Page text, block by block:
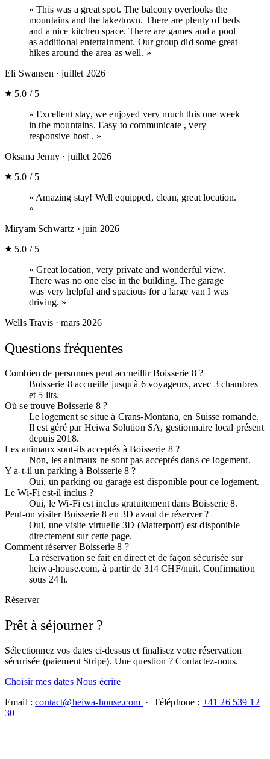
« This was a great spot. The balcony overlooks the
mountains and the lake/town. There are plenty of beds
and a nice kitchen space. There are games and a pool
as additional entertainment. Our group did some great
hikes around the area as well. »
Eli Swansen · juillet 2026
5.0 / 5
« Excellent stay, we enjoyed very much this one week
in the mountains. Easy to communicate , very
responsive host . »
Oksana Jenny· juillet 2026
5.0 / 5
« Amazing stay! Well equipped, clean, great location.
»
Miryam Schwartz · juin 2026
5.0 / 5
« Great location, very private and wonderful view.
There was no one else in the building. The garage
was very helpful and spacious for a large van I was
driving. »
Wells Travis· mars 2026
Questions fréquentes
Combien de personnes peut accueillir Boisserie 8 ?
Boisserie 8 accueille jusqu'à 6 voyageurs, avec 3 chambres
et 5 lits.
Où se trouve Boisserie 8 ?
Le logement se situe à Crans-Montana, en Suisse romande.
Il est géré par Heiwa Solution SA, gestionnaire local présent
depuis 2018.
Les animaux sont-ils acceptés à Boisserie 8 ?
Non, les animaux ne sont pas acceptés dans ce logement.
Y a-t-il un parking à Boisserie 8 ?
Oui, un parking ou garage est disponible pour ce logement.
Le Wi-Fi est-il inclus ?
Oui, le Wi-Fi est inclus gratuitement dans Boisserie 8.
Peut-on visiter Boisserie 8 en 3D avant de réserver ?
Oui, une visite virtuelle 3D (Matterport) est disponible
directement sur cette page.
Comment réserver Boisserie 8 ?
La réservation se fait en direct et de façon sécurisée sur
heiwa-house.com, à partir de 314 CHF/nuit. Confirmation
sous 24 h.
Réserver
Prêt à séjourner ?
Sélectionnez vos dates ci-dessus et finalisez votre réservation
sécurisée (paiement Stripe). Une question ? Contactez-nous.
Choisir mes dates Nous écrire
Email :contact@heiwa-house.com · Téléphone : +41 26 539 12
30